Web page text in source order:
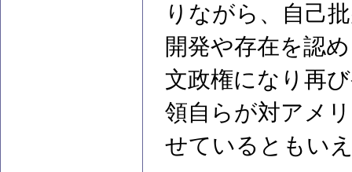
りながら、自己
開発や存在を認
文政権になり再
領自らが対アメ
せているともい